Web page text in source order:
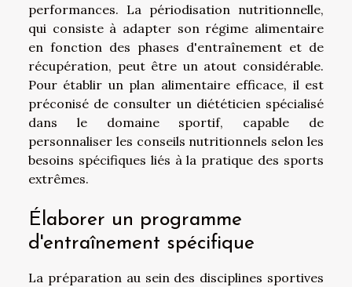
performances. La périodisation nutritionnelle,
qui consiste à adapter son régime alimentaire
en fonction des phases d'entraînement et de
récupération, peut être un atout considérable.
Pour établir un plan alimentaire efficace, il est
préconisé de consulter un diététicien spécialisé
dans le domaine sportif, capable de
personnaliser les conseils nutritionnels selon les
besoins spécifiques liés à la pratique des sports
extrêmes.
Élaborer un programme
d'entraînement spécifique
La préparation au sein des disciplines sportives